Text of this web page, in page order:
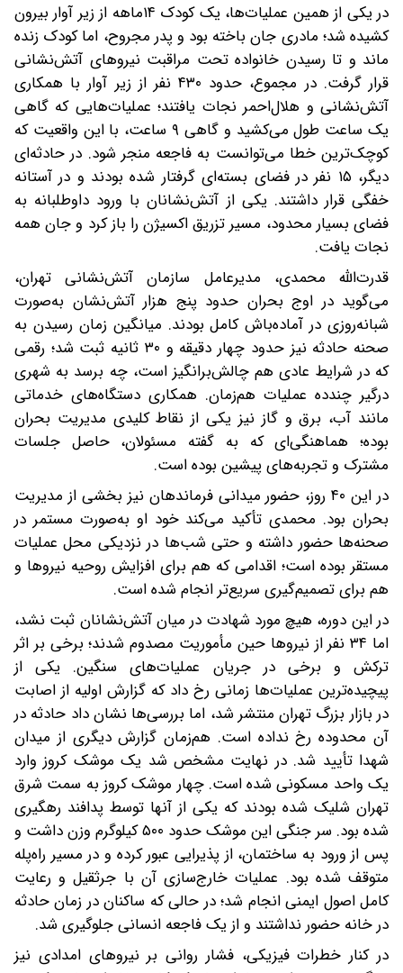
در یکی از همین عملیات‌ها، یک کودک ۱۴ماهه از زیر آوار بیرون
کشیده شد؛ مادری جان باخته بود و پدر مجروح، اما کودک زنده
ماند و تا رسیدن خانواده تحت مراقبت نیروهای آتش‌نشانی
قرار گرفت. در مجموع، حدود ۴۳۰ نفر از زیر آوار با همکاری
آتش‌نشانی و هلال‌احمر نجات یافتند؛ عملیات‌هایی که گاهی
یک ساعت طول می‌کشید و گاهی ۹ ساعت، با این واقعیت که
کوچک‌ترین خطا می‌توانست به فاجعه منجر شود. در حادثه‌ای
دیگر، ۱۵ نفر در فضای بسته‌ای گرفتار شده بودند و در آستانه
خفگی قرار داشتند. یکی از آتش‌نشانان با ورود داوطلبانه به
فضای بسیار محدود، مسیر تزریق اکسیژن را باز کرد و جان همه
نجات یافت.
قدرت‌الله محمدی، مدیرعامل سازمان آتش‌نشانی تهران،
می‌گوید در اوج بحران حدود پنج هزار آتش‌نشان به‌صورت
شبانه‌روزی در آماده‌باش کامل بودند. میانگین زمان رسیدن به
صحنه حادثه نیز حدود چهار دقیقه و ۳۰ ثانیه ثبت شد؛ رقمی
که در شرایط عادی هم چالش‌برانگیز است، چه برسد به شهری
درگیر چندده عملیات هم‌زمان. همکاری دستگاه‌های خدماتی
مانند آب، برق و گاز نیز یکی از نقاط کلیدی مدیریت بحران
بوده؛ هماهنگی‌ای که به گفته مسئولان، حاصل جلسات
مشترک و تجربه‌های پیشین بوده است.
در این ۴۰ روز، حضور میدانی فرماندهان نیز بخشی از مدیریت
بحران بود. محمدی تأکید می‌کند خود او به‌صورت مستمر در
صحنه‌ها حضور داشته و حتی شب‌ها در نزدیکی محل عملیات
مستقر بوده است؛ اقدامی که هم برای افزایش روحیه نیروها و
هم برای تصمیم‌گیری سریع‌تر انجام شده است.
در این دوره، هیچ مورد شهادت در میان آتش‌نشانان ثبت نشد،
اما ۳۴ نفر از نیروها حین مأموریت مصدوم شدند؛ برخی بر اثر
ترکش و برخی در جریان عملیات‌های سنگین. یکی از
پیچیده‌ترین عملیات‌ها زمانی رخ داد که گزارش اولیه از اصابت
در بازار بزرگ تهران منتشر شد، اما بررسی‌ها نشان داد حادثه در
آن محدوده رخ نداده است. هم‌زمان گزارش دیگری از میدان
شهدا تأیید شد. در نهایت مشخص شد یک موشک کروز وارد
یک واحد مسکونی شده است. چهار موشک کروز به سمت شرق
تهران شلیک شده بودند که یکی از آنها توسط پدافند رهگیری
شده بود. سر جنگی این موشک حدود ۵۰۰ کیلوگرم وزن داشت و
پس از ورود به ساختمان، از پذیرایی عبور کرده و در مسیر راه‌پله
متوقف شده بود. عملیات خارج‌سازی آن با جرثقیل و رعایت
کامل اصول ایمنی انجام شد؛ در حالی که ساکنان در زمان حادثه
در خانه حضور نداشتند و از یک فاجعه انسانی جلوگیری شد.
در کنار خطرات فیزیکی، فشار روانی بر نیروهای امدادی نیز